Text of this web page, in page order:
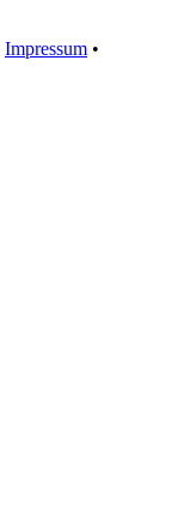
Impressum •